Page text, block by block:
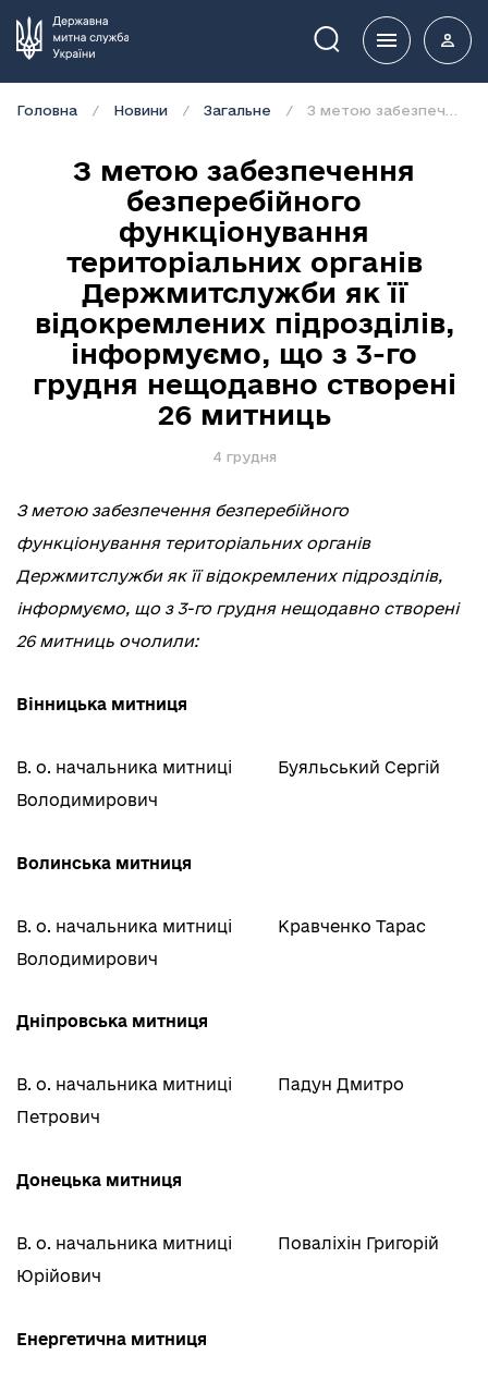
Пошук
Головна Новини Загальне
З метою забезпечення
безперебійного
функціонування
територіальних органів
Держмитслужби як її
відокремлених підрозділів,
інформуємо, що з 3-го
грудня нещодавно створені
26 митниць
4 грудня
З метою забезпечення безперебійного
функціонування територіальних органів
Держмитслужби як її відокремлених підрозділів,
інформуємо, що з 3-го грудня нещодавно створені
26 митниць очолили:
Вінницька митниця
В. о. начальника митниці
Буяльський Сергій
Володимирович
Волинська митниця
В. о. начальника митниці
Кравченко Тарас
Володимирович
Дніпровська митниця
В. о. начальника митниці
Падун Дмитро
Петрович
Донецька митниця
В. о. начальника митниці
Поваліхін Григорій
Юрійович
Енергетична митниця